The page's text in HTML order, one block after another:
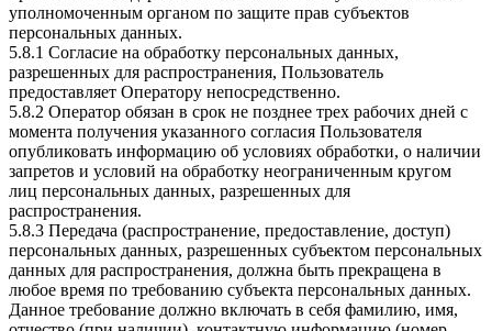
уполномоченным органом по защите прав субъектов
персональных данных.
5.8.1 Согласие на обработку персональных данных,
разрешенных для распространения, Пользователь
предоставляет Оператору непосредственно.
5.8.2 Оператор обязан в срок не позднее трех рабочих дней с
момента получения указанного согласия Пользователя
опубликовать информацию об условиях обработки, о наличии
запретов и условий на обработку неограниченным кругом
лиц персональных данных, разрешенных для
распространения.
5.8.3 Передача (распространение, предоставление, доступ)
персональных данных, разрешенных субъектом персональных
данных для распространения, должна быть прекращена в
любое время по требованию субъекта персональных данных.
Данное требование должно включать в себя фамилию, имя,